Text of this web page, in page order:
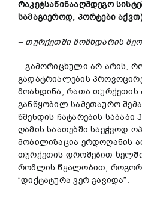
რაკეტსაწინააღმდეგო
სამაგიეროდ, პორტები
– თურქეთში მომხდარის
– გამორიცხული არ არის,
გადატრიალების
მოახდინა, რათა
განწყობილ სამეთაურო
წმენდის ჩატარების
ღამის საათებში საეჭვოდ
მობილიზაცია ერდოღანის
თურქეთის დროშებით ხელში
რომლის წყალობით,
“დიქტატურა ვერ გავიდა”.